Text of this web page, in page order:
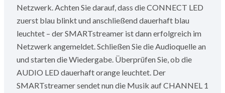
Netzwerk. Achten Sie darauf, dass die CONNECT LED
zuerst blau blinkt und anschließend dauerhaft blau
leuchtet – der SMARTstreamer ist dann erfolgreich im
Netzwerk angemeldet. Schließen Sie die Audioquelle an
und starten die Wiedergabe. Überprüfen Sie, ob die
AUDIO LED dauerhaft orange leuchtet. Der
SMARTstreamer sendet nun die Musik auf CHANNEL 1